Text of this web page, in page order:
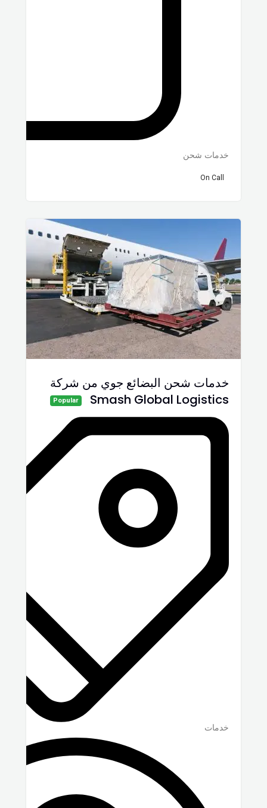
خدمات شحن
On Call
خدمات شحن البضائع جوي من شركة
Smash Global Logistics
Popular
خدمات